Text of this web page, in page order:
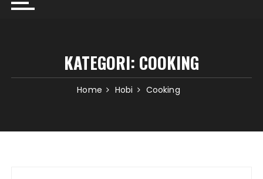
KATEGORI: COOKING
Home Hobi Cooking